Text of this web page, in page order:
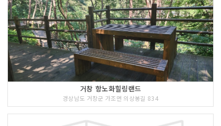
거창 항노화힐링랜드
경상남도 거창군 가조면 의상봉길 834